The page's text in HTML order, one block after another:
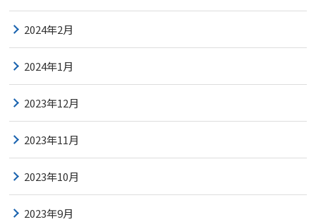
2024年2月
2024年1月
2023年12月
2023年11月
2023年10月
2023年9月